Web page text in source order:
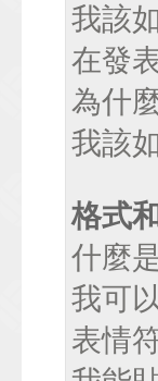
我該
在發
為什
我該
格式
什麼
我可
表情